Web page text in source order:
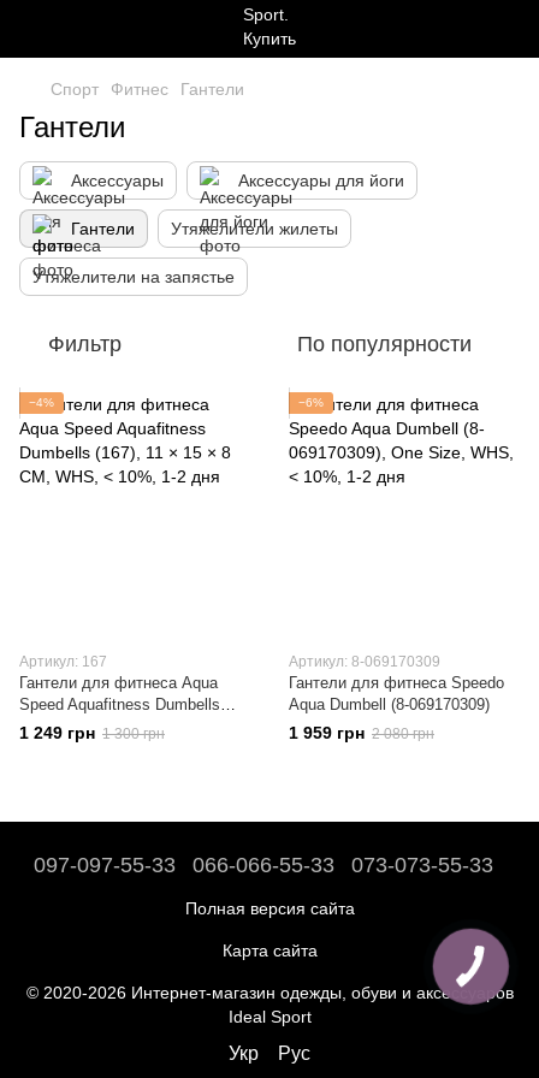
Спорт Фитнес Гантели
Гантели
Аксессуары Аксессуары для йоги
Гантели Утяжелители жилеты
Утяжелители на запястье
Фильтр По популярности
−4%
Артикул: 167
Гантели для фитнеса Aqua
Speed Aquafitness Dumbells
(167)
1 249 грн 1 300 грн
−6%
Артикул: 8-069170309
Гантели для фитнеса Speedo
Aqua Dumbell (8-069170309)
1 959 грн 2 080 грн
097-097-55-33 066-066-55-33 073-073-55-33
Полная версия сайта
Карта сайта
© 2020-2026 Интернет-магазин одежды, обуви и аксессуаров
Ideal Sport
Укр Рус